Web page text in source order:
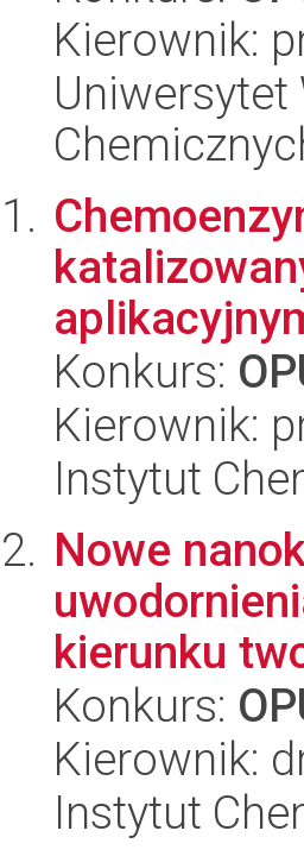
Kierownik:
Uniwersytet
Konkurs:
Kierownik:
Instytut
Nowe
kierunku
Konkurs:
Kierownik:
Instytut